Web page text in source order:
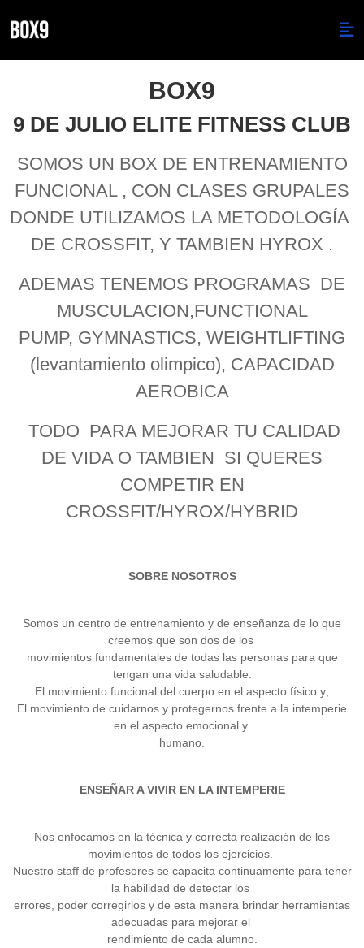
BOX9
9 DE JULIO ELITE FITNESS CLUB
SOMOS UN BOX DE ENTRENAMIENTO
FUNCIONAL , CON CLASES GRUPALES
DONDE UTILIZAMOS LA METODOLOGÍA
DE CROSSFIT, Y TAMBIEN HYROX .
ADEMAS TENEMOS PROGRAMAS DE
MUSCULACION,FUNCTIONAL
PUMP, GYMNASTICS, WEIGHTLIFTING
(levantamiento olimpico), CAPACIDAD
AEROBICA
TODO PARA MEJORAR TU CALIDAD
DE VIDA O TAMBIEN SI QUERES
COMPETIR EN
CROSSFIT/HYROX/HYBRID
SOBRE NOSOTROS
Somos un centro de entrenamiento y de enseñanza de lo que
creemos que son dos de los
movimientos fundamentales de todas las personas para que
tengan una vida saludable.
El movimiento funcional del cuerpo en el aspecto físico y;
El movimiento de cuidarnos y protegernos frente a la intemperie
en el aspecto emocional y
humano.
ENSEÑAR A VIVIR EN LA INTEMPERIE
Nos enfocamos en la técnica y correcta realización de los
movimientos de todos los ejercicios.
Nuestro staff de profesores se capacita continuamente para tener
la habilidad de detectar los
errores, poder corregirlos y de esta manera brindar herramientas
adecuadas para mejorar el
rendimiento de cada alumno.